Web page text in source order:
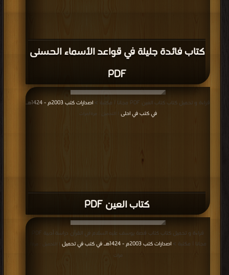
كتاب فائدة جليلة في قواعد الأسماء الحسنى
PDF
كتاب العين PDF
قراءة و تحميل كتاب كتاب العين PDF مجانا | مكتبة >
اصدارات كتب 2003م - 1424هـ
في كتب في احلى
| التحميل : مرة/مرات
مجانا | مكتبة >اصدارات كتب 2003م - 1424هـ في كتب في تحميل
| التحميل : مرة/
مرات